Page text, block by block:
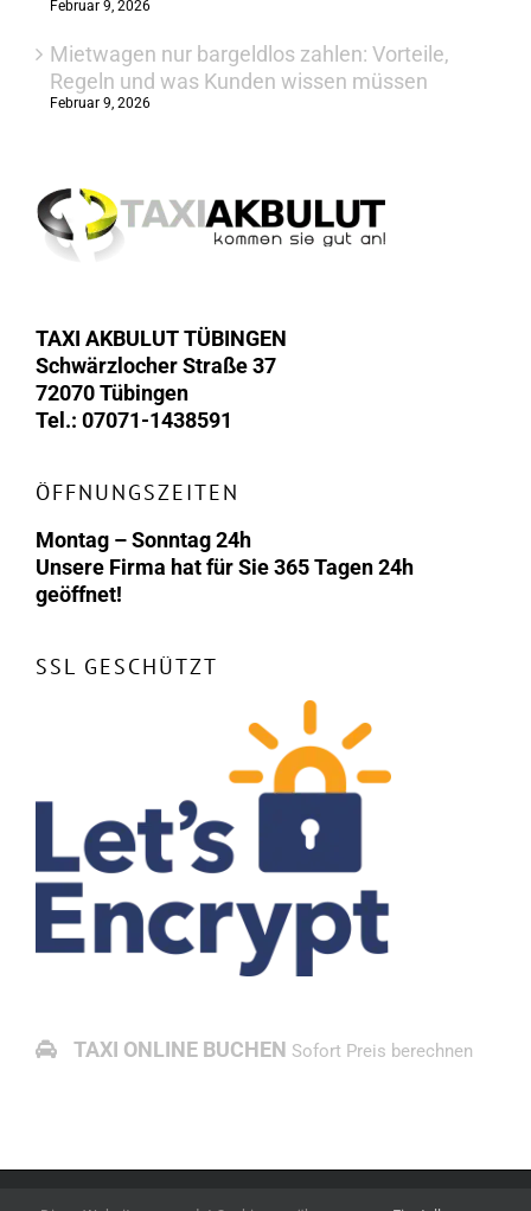
Februar 9, 2026
Mietwagen nur bargeldlos zahlen: Vorteile,
Regeln und was Kunden wissen müssen
Februar 9, 2026
TAXI AKBULUT TÜBINGEN
Schwärzlocher Straße 37
72070 Tübingen
Tel.: 07071-1438591
ÖFFNUNGSZEITEN
Montag – Sonntag 24h
Unsere Firma hat für Sie 365 Tagen 24h
geöffnet!
SSL GESCHÜTZT
TAXI ONLINE BUCHEN Sofort Preis berechnen